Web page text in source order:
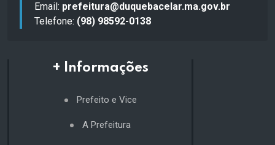
Email: prefeitura@duquebacelar.ma.gov.br
Telefone: (98) 98592-0138
+ Informações
Prefeito e Vice
A Prefeitura